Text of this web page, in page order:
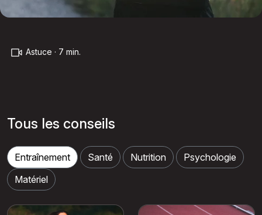
Astuce · 7 min.
Tous les conseils
Entraînement Santé Nutrition
Psychologie
Matériel